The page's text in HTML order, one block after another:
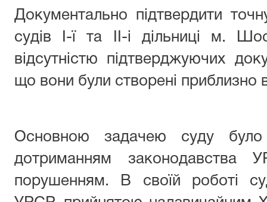
Документально підтвердити
судів І-ї та ІІ-і дільниці м.
відсутністю підтверджуючих
що вони були створені приблизно
Основною задачею суду було
дотриманням
порушенням. В своїй роботі